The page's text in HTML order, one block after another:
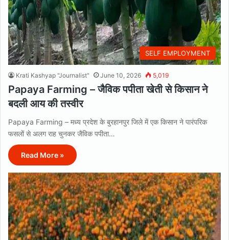
SELF EMPLOYMENT
Krati Kashyap "Journalist" June 10, 2026 5,019
Papaya Farming – जैविक पपीता खेती से किसान ने
बदली आय की तस्वीर
Papaya Farming – मध्य प्रदेश के बुरहानपुर जिले में एक किसान ने पारंपरिक
फसलों से अलग राह चुनकर जैविक पपीता…
Read More »